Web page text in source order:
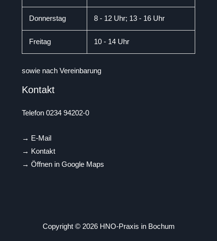
Donnerstag 8 - 12 Uhr; 13 - 16 Uhr
Freitag 10 - 14 Uhr
sowie nach Vereinbarung
Kontakt
Telefon 0234 94202-0
→ E-Mail
→ Kontakt
→ Öffnen in Google Maps
Copyright © 2026 HNO-Praxis in Bochum